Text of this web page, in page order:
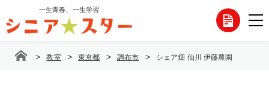
テ
一生青春、一生学習
各
> 教室 > 東京都 > 調布市 > シェア畑 仙川 伊藤農園